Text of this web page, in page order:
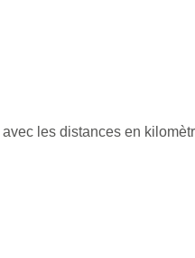
avec les distances en